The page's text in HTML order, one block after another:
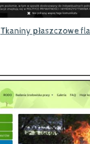
Tkaniny płaszczowe